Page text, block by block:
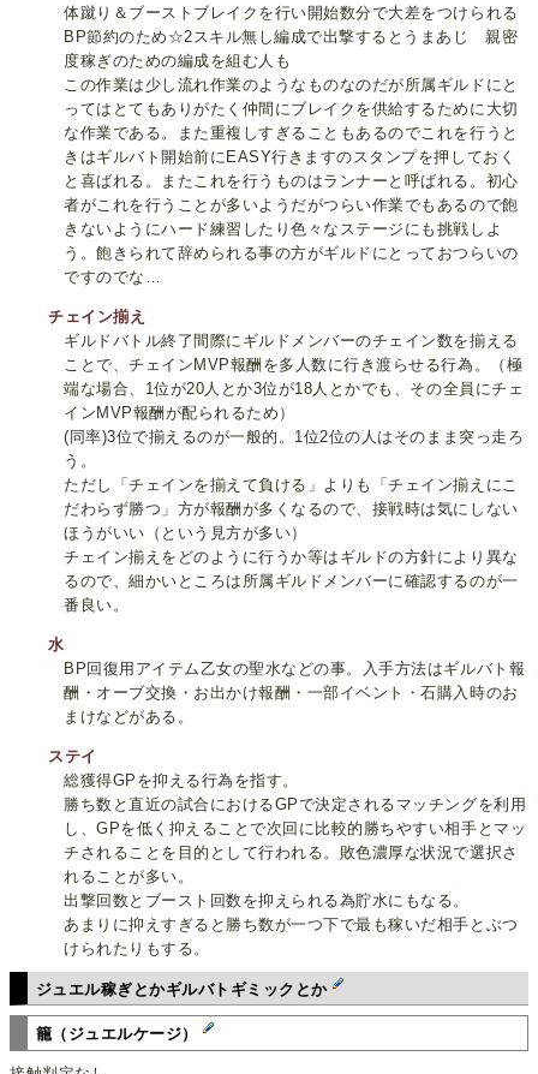
体蹴り＆ブーストブレイクを行い開始数分で大差をつけられる
BP節約のため☆2スキル無し編成で出撃するとうまあじ 親密
度稼ぎのための編成を組む人も
この作業は少し流れ作業のようなものなのだが所属ギルドにと
ってはとてもありがたく仲間にブレイクを供給するために大切
な作業である。また重複しすぎることもあるのでこれを行うと
きはギルバト開始前にEASY行きますのスタンプを押しておく
と喜ばれる。またこれを行うものはランナーと呼ばれる。初心
者がこれを行うことが多いようだがつらい作業でもあるので飽
きないようにハード練習したり色々なステージにも挑戦しよ
う。飽きられて辞められる事の方がギルドにとっておつらいの
ですのでな…
チェイン揃え
ギルドバトル終了間際にギルドメンバーのチェイン数を揃える
ことで、チェインMVP報酬を多人数に行き渡らせる行為。（極
端な場合、1位が20人とか3位が18人とかでも、その全員にチェ
インMVP報酬が配られるため）
(同率)3位で揃えるのが一般的。1位2位の人はそのまま突っ走ろ
う。
ただし「チェインを揃えて負ける」よりも「チェイン揃えにこ
だわらず勝つ」方が報酬が多くなるので、接戦時は気にしない
ほうがいい（という見方が多い）
チェイン揃えをどのように行うか等はギルドの方針により異な
るので、細かいところは所属ギルドメンバーに確認するのが一
番良い。
水
BP回復用アイテム乙女の聖水などの事。入手方法はギルバト報
酬・オーブ交換・お出かけ報酬・一部イベント・石購入時のお
まけなどがある。
ステイ
総獲得GPを抑える行為を指す。
勝ち数と直近の試合におけるGPで決定されるマッチングを利用
し、GPを低く抑えることで次回に比較的勝ちやすい相手とマッ
チされることを目的として行われる。敗色濃厚な状況で選択さ
れることが多い。
出撃回数とブースト回数を抑えられる為貯水にもなる。
あまりに抑えすぎると勝ち数が一つ下で最も稼いだ相手とぶつ
けられたりもする。
ジュエル稼ぎとかギルバトギミックとか
籠（ジュエルケージ）